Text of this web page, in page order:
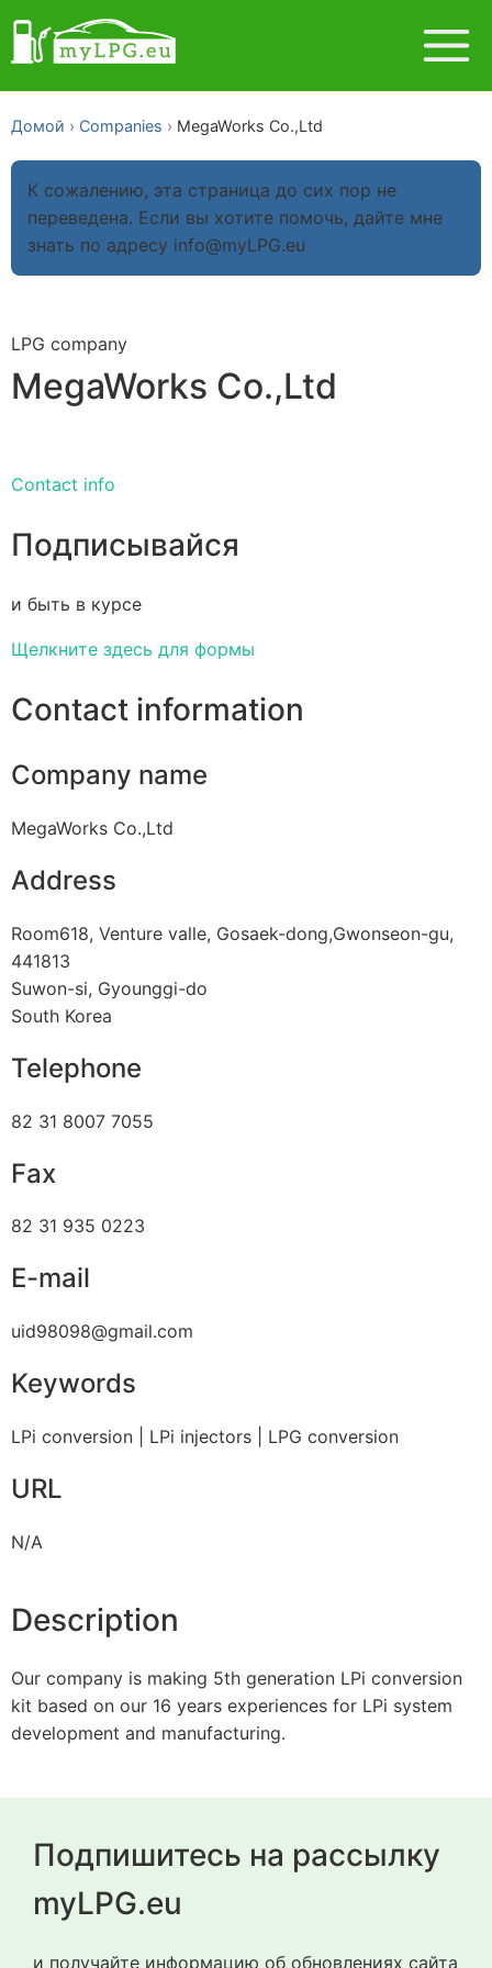
Домой Companies MegaWorks Co.,Ltd
К сожалению, эта страница до сих пор не
переведена. Если вы хотите помочь, дайте мне
знать по адресу info@myLPG.eu
LPG company
MegaWorks Co.,Ltd
Contact info
Подписывайся
и быть в курсе
Щелкните здесь для формы
Contact information
Company name
MegaWorks Co.,Ltd
Address
Room618, Venture valle, Gosaek-dong,Gwonseon-gu,
441813
Suwon-si, Gyounggi-do
South Korea
Telephone
82 31 8007 7055
Fax
82 31 935 0223
E-mail
uid98098@gmail.com
Keywords
LPi conversion | LPi injectors | LPG conversion
URL
N/A
Description
Our company is making 5th generation LPi conversion
kit based on our 16 years experiences for LPi system
development and manufacturing.
Подпишитесь на рассылку
myLPG.eu
и получайте информацию об обновлениях сайта